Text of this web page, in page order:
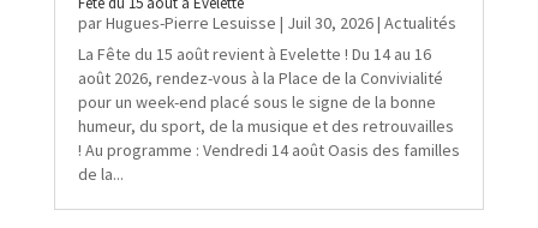
parHugues-Pierre Lesuisse | Juil 30, 2026| Actualités
La Fête du 15 août revient à Evelette ! Du 14 au 16
août 2026, rendez-vous à la Place de la Convivialité
pour un week-end placé sous le signe de la bonne
humeur, du sport, de la musique et des retrouvailles
! Au programme : Vendredi 14 août Oasis des familles
de la...